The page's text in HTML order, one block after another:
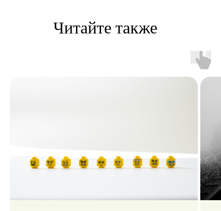
Мои контакты
Свяжитесь cо мной удобным